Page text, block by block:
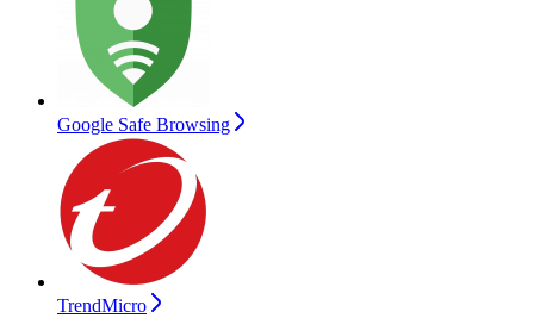
Google Safe Browsing
TrendMicro